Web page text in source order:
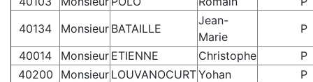
40134
Monsieur BATAILLE
Jean-
Marie
P
40014
Monsieur ETIENNE Christophe
P
40200
Monsieur LOUVANOCURTYohan
P